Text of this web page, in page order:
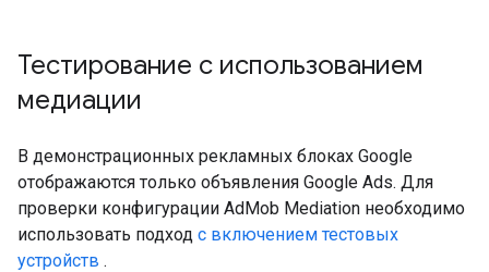
Тестирование с использованием
медиации
В демонстрационных рекламных блоках Google
отображаются только объявления Google Ads. Для
проверки конфигурации AdMob Mediation необходимо
использовать подход с включением тестовых
устройств .